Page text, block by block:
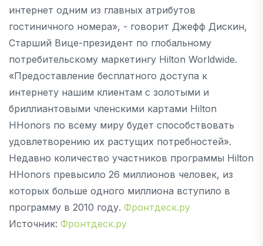
интернет одним из главных атрибутов
гостиничного номера», - говорит Джефф Дискин,
Старший Вице-президент по глобальному
потребительскому маркетингу Hilton Worldwide.
«Предоставление бесплатного доступа к
интернету нашим клиентам с золотыми и
бриллиантовыми членскими картами Hilton
HHonors по всему миру будет способствовать
удовлетворению их растущих потребностей».
Недавно количество участников программы Hilton
HHonors превысило 26 миллионов человек, из
которых больше одного миллиона вступило в
программу в 2010 году. Фронтдеск.ру
Источник: Фронтдеск.ру